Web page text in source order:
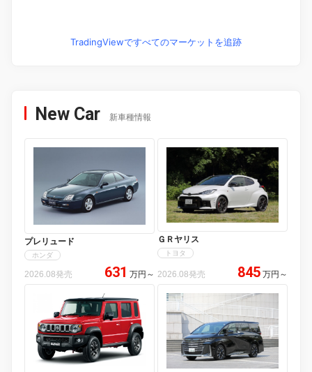
TradingViewですべてのマーケットを追跡
New Car 新車種情報
プレリュード
ホンダ
2026.08発売 631 万円 ～
ＧＲヤリス
トヨタ
2026.08発売 845 万円 ～